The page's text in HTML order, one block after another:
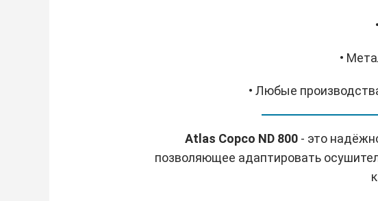
•
• Любые
Atlas Copco ND 800 - это
позволяющее адаптировать